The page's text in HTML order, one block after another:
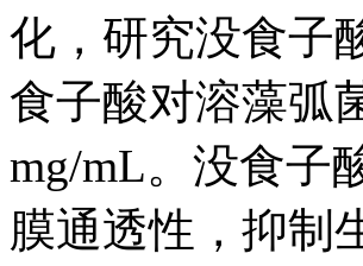
化，研究没食子
食子酸对溶藻弧
mg/mL。没食子
膜通透性，抑制